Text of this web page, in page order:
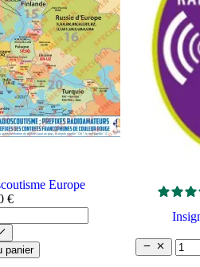
Europe
€
panier  